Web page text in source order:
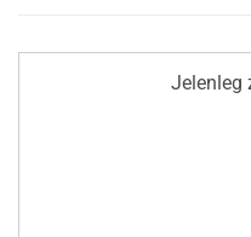
Jelenleg